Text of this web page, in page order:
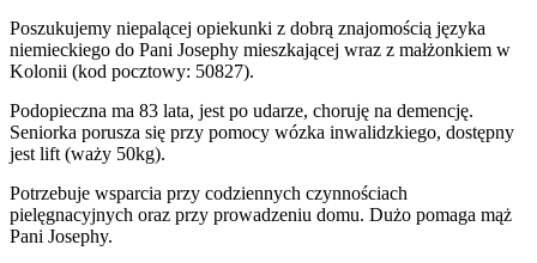
Poszukujemy niepalącej opiekunki z dobrą znajomością języka
niemieckiego do Pani Josephy mieszkającej wraz z małżonkiem w
Kolonii (kod pocztowy: 50827).
Podopieczna ma 83 lata, jest po udarze, choruję na demencję.
Seniorka porusza się przy pomocy wózka inwalidzkiego, dostępny
jest lift (waży 50kg).
Potrzebuje wsparcia przy codziennych czynnościach
pielęgnacyjnych oraz przy prowadzeniu domu. Dużo pomaga mąż
Pani Josephy.